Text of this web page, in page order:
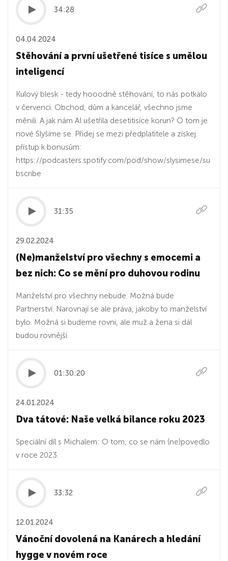
34:28
04.04.2024
Stěhování a první ušetřené tisíce s umělou
inteligencí
Kulový blesk - tedy hooodně stěhování, to nás potkalo
v červenci. Obchod, dům a kancelář, všechno jsme
měnili. A jak nám AI ušetřila desetitisíce korun? O tom je
nové Slyšíme se. Přidej se mezi předplatitele a získej
přístup k bonusům:
https://podcasters.spotify.com/pod/show/slysimese/su
bscribe
31:35
29.02.2024
(Ne)manželství pro všechny s emocemi a
bez nich: Co se mění pro duhovou rodinu
Manželství pro všechny nebude. Možná bude
Partnerství. Narovnají se ale práva, jakoby to manželství
bylo. Možná si budeme rovni, ale muž a žena si dál
budou rovnější.
01:30:20
24.01.2024
Dva tátové: Naše velká bilance roku 2023
Speciální díl s Michalem: O tom, co se nám (ne)povedlo
v roce 2023.
33:32
12.01.2024
Vánoční dovolená na Kanárech a hledání
hygge v novém roce